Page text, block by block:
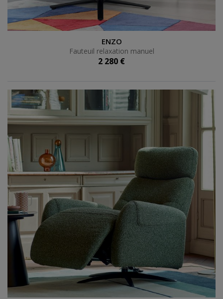
Fauteuil relaxation manuelENZO
Fauteuil relaxation manuel
2 280 €